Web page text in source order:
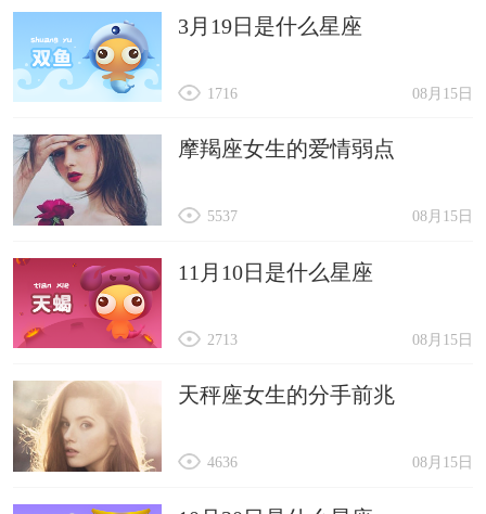
3月19日是什么星座
08月15日
1716
摩羯座女生的爱情弱点
08月15日
5537
11月10日是什么星座
08月15日
2713
天秤座女生的分手前兆
08月15日
4636